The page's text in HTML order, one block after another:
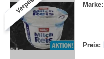
Marke:
Preis: